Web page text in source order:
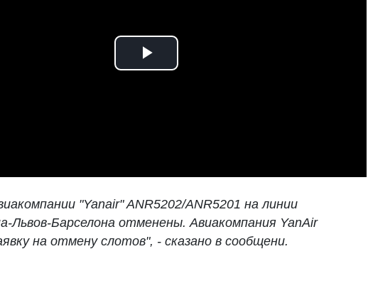
"Yanair" ANR5202/ANR5201 на линии
Львов-Барселона отменены. Авиакомпания YanAir
на отмену слотов", - сказано в сообщени.